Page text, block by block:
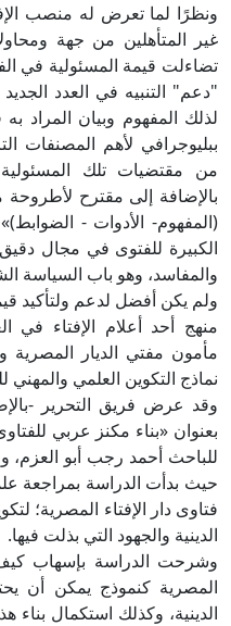
ونظرًا لما تعرض له منصب
غير المتأهلين من جهة
تضاءلت قيمة المسئولية في
"دعم" التنبيه في العدد
لذلك المفهوم وبيان المراد
ببليوجرافي لأهم المصنفات
من مقتضيات تلك
بالإضافة إلى مقترح لأطروحة
(المفهوم- الأدوات -
الكبيرة للفتوى في مجال
والمفاسد، وهو باب السياسة
ولم يكن أفضل لدعم ولتأكيد
منهج أحد أعلام الإفتاء في
مأمون مفتي الديار المصرية
نماذج التكوين العلمي والمهني
وقد عرض فريق التحرير -
بعنوان «بناء مكنز عربي
للباحث أحمد رجب أبو العزم،
حيث بدأت الدراسة بمراجعة
فتاوى دار الإفتاء المصرية؛
الدينية والجهود التي بذلت فيها.
وشرحت الدراسة بإسهاب كيف
المصرية كنموذج يمكن أن
الدينية، وكذلك استكمال بناء